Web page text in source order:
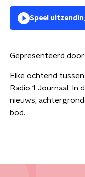
Speel
Gepresenteerd door:
Elke ochtend
Radio 1 Journaal.
nieuws,
bod.